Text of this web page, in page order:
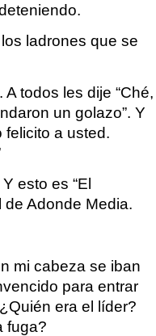
ladrones que se
todos les dije “Ché,
un golazo”. Y
felicito a usted.
esto es “El
de Adonde Media.
mi cabeza se iban
para entrar
era el líder?
fuga?